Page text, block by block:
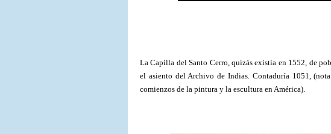
La Capilla del Santo Cerro, quizás existía en 1552, de
el asiento del Archivo de Indias. Contaduría 1051,
comienzos de la pintura y la escultura en América).